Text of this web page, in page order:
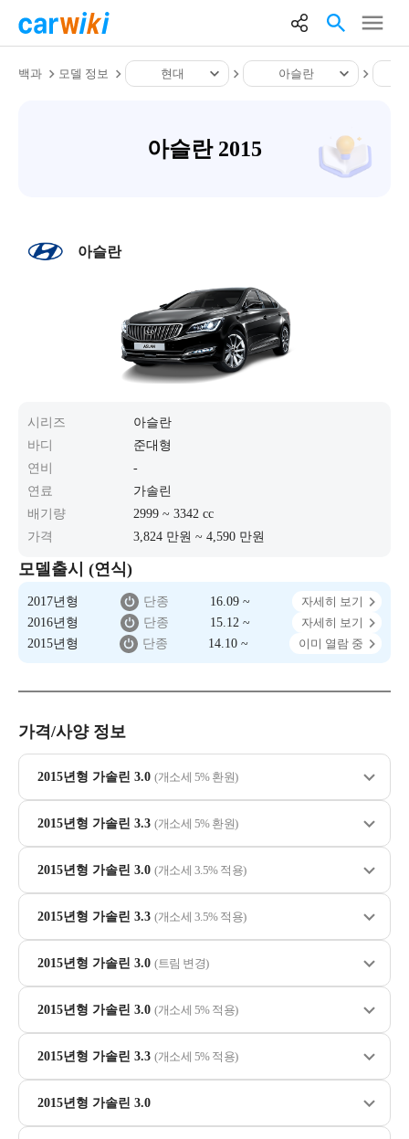
백과 모델 정보 현대 아슬란
아슬란 2015
아슬란
시리즈
아슬란
바디
준대형
연비
-
연료
가솔린
배기량
2999 ~ 3342 cc
가격
3,824 만원 ~ 4,590 만원
모델출시 (연식)
2017년형 단종 16.09 ~
자세히 보기
2016년형
단종 15.12 ~
자세히 보기
2015년형
단종 14.10 ~ 이미 열람 중
가격/사양 정보
2015년형 가솔린 3.0 (개소세 5% 환원)
2015년형 가솔린 3.3 (개소세 5% 환원)
2015년형 가솔린 3.0 (개소세 3.5% 적용)
2015년형 가솔린 3.3 (개소세 3.5% 적용)
2015년형 가솔린 3.0 (트림 변경)
2015년형 가솔린 3.0 (개소세 5% 적용)
2015년형 가솔린 3.3 (개소세 5% 적용)
2015년형 가솔린 3.0